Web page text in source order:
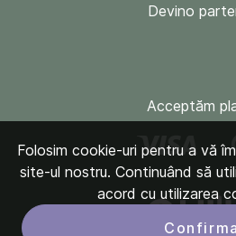
Devino
Acceptăm
Folosim cookie-uri pentru a vă
site-ul nostru. Continuând să
acord cu utilizarea
Confirma